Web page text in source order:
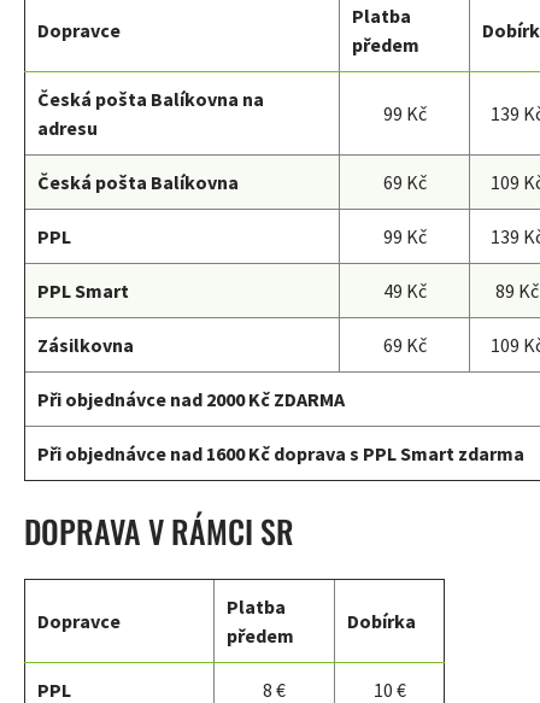
Dopravce
Platba
předem
Česká pošta Balíkovna na
adresu
99 Kč 139
Česká pošta Balíkovna 69 Kč 109
PPL 99 Kč 139
PPL Smart 49 Kč 89 Kč
Zásilkovna 69 Kč 109
Při objednávce nad 2000 Kč ZDARMA
Při objednávce nad 1600 Kč doprava s PPL Smart zdarma
DOPRAVA V RÁMCI SR
Dopravce
Platba
předem
Dobírka
PPL 8 € 10 €